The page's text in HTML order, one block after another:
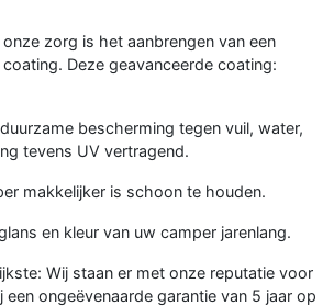
zorg is het aanbrengen van een
Deze geavanceerde coating:
bescherming tegen vuil, water,
tevens UV vertragend.
makkelijker is schoon te houden.
en kleur van uw camper jarenlang.
Wij staan er met onze reputatie voor
een ongeëvenaarde garantie van 5 jaar op